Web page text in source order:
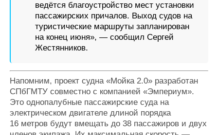
ведётся благоустройство мест установки
пассажирских причалов. Выход судов на
туристические маршруты запланирован
на конец июня», — сообщил Сергей
Жестянников.
Напомним, проект судна «Мойка 2.0» разработан
СПбГМТУ совместно с компанией «Эмпериум».
Это однопалубные пассажирские суда на
электрическом двигателе длиной порядка
16 метров будут вмещать до 38 пассажиров и двух